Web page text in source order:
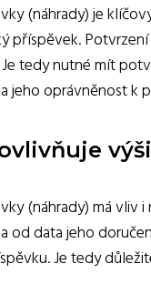
(náhrady) je
příspěvek.
tedy nutné mít
jeho oprávněnost
(náhrady) má
od data jeho
Je tedy